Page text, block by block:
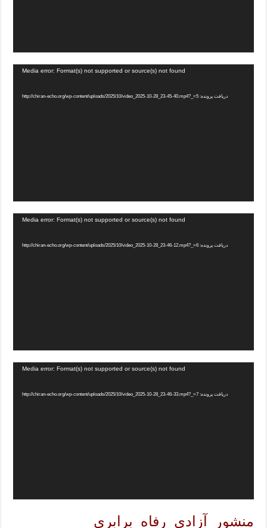
Media error: Format(s) not supported or source(s) not found
دریافت پرونده: http://chiran-echo.org/wp-content/uploads/2025/10/video_2025-10-28_23-45-40.mp4?_=5
Media error: Format(s) not supported or source(s) not found
دریافت پرونده: http://chiran-echo.org/wp-content/uploads/2025/10/video_2025-10-28_23-46-12.mp4?_=6
Media error: Format(s) not supported or source(s) not found
دریافت پرونده: http://chiran-echo.org/wp-content/uploads/2025/10/video_2025-10-28_23-46-33.mp4?_=7
منشور_آزادی_رفاه_برابری